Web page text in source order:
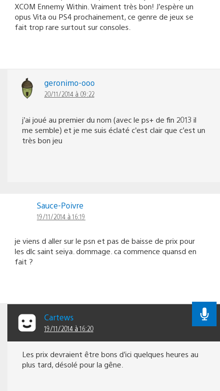
XCOM Ennemy Within. Vraiment très bon! J’espère un
opus Vita ou PS4 prochainement, ce genre de jeux se
fait trop rare surtout sur consoles.
geronimo-ooo
20/11/2014 à 09:22
j’ai joué au premier du nom (avec le ps+ de fin 2013 il
me semble) et je me suis éclaté c’est clair que c’est un
très bon jeu
Sauce-Poivre
19/11/2014 à 16:19
je viens d aller sur le psn et pas de baisse de prix pour
les dlc saint seiya. dommage. ca commence quansd en
fait ?
Cartews
19/11/2014 à 16:20
Les prix devraient être bons d’ici quelques heures au
plus tard, désolé pour la gêne.